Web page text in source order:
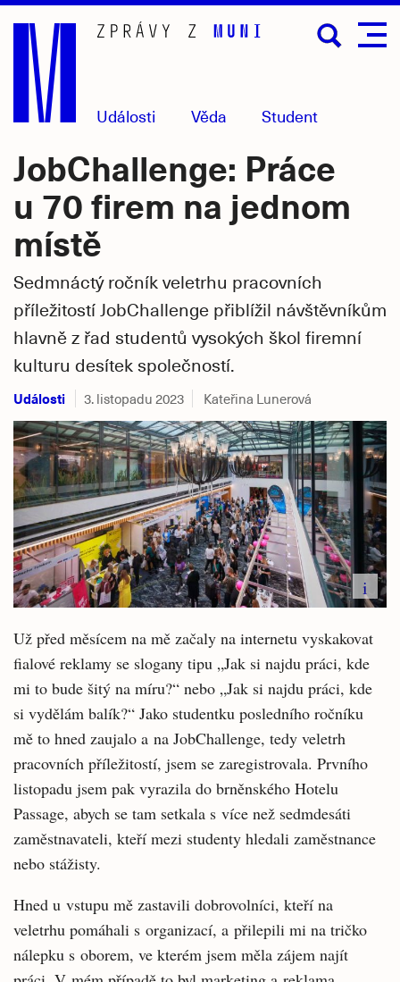
Přejít
hlavní
obsah
Události Věda Student
JobChallenge: Práce
u 70 firem na jednom
místě
Sedmnáctý ročník veletrhu pracovních
příležitostí JobChallenge přiblížil návštěvníkům
hlavně z řad studentů vysokých škol firemní
kulturu desítek společností.
Události 3. listopadu 2023 Kateřina Lunerová
i
Už před měsícem na mě začaly na internetu vyskakovat
fialové reklamy se slogany tipu „Jak si najdu práci, kde
mi to bude šitý na míru?“ nebo „Jak si najdu práci, kde
si vydělám balík?“ Jako studentku posledního ročníku
mě to hned zaujalo a na JobChallenge, tedy veletrh
pracovních příležitostí, jsem se zaregistrovala. Prvního
listopadu jsem pak vyrazila do brněnského Hotelu
Passage, abych se tam setkala s více než sedmdesáti
zaměstnavateli, kteří mezi studenty hledali zaměstnance
nebo stážisty.
Hned u vstupu mě zastavili dobrovolníci, kteří na
veletrhu pomáhali s organizací, a přilepili mi na tričko
nálepku s oborem, ve kterém jsem měla zájem najít